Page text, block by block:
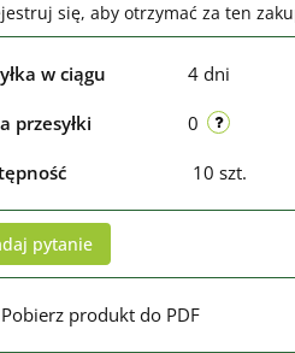
się, aby otrzymać za ten
w ciągu 4 dni
przesyłki 0
10 szt.
pytanie
Pobierz produkt do PDF